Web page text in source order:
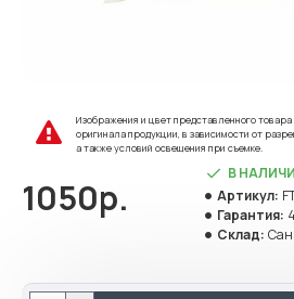
Изображения и цвет представленного
оригинала продукции, в зависимости от
а также условий освещения при съемке.
1050р.
В
Артикул:
Гарантия:
Склад: